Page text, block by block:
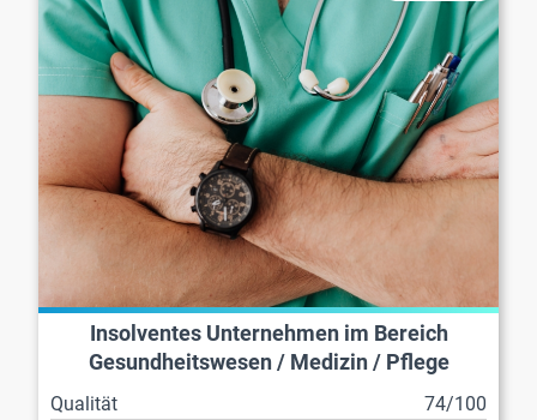
Insolventes Unternehmen im Bereich
Gesundheitswesen / Medizin / Pflege
Qualität
74/100